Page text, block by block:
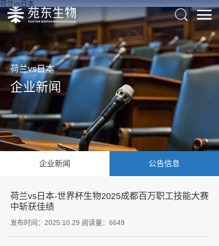
荷兰vs日本
荷兰vs日本
企业新闻
企业新闻 公告信息
荷兰vs日本-世界杯生物2025成都百万职工技能大赛
中斩获佳绩
发布时间：2025.10.29 阅读量：6649